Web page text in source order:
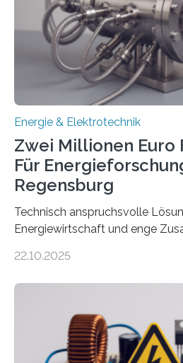
(EE-Anlagen) ist entscheidend
Denn ohne Anschluss an das
eingespeist werden. Nach dem
Gesetz (EEG) sind
Energie & Elektrotechnik
Zwei Millionen
Für
Regensburg
Technisch anspruchsvolle
Energiewirtschaft und enge
neuen EU-geförderten Transfer-
Energietechnologien werden
Sozialfonds Plus (ESF+)
Gesamtsumme von mehr als
22.10.2025